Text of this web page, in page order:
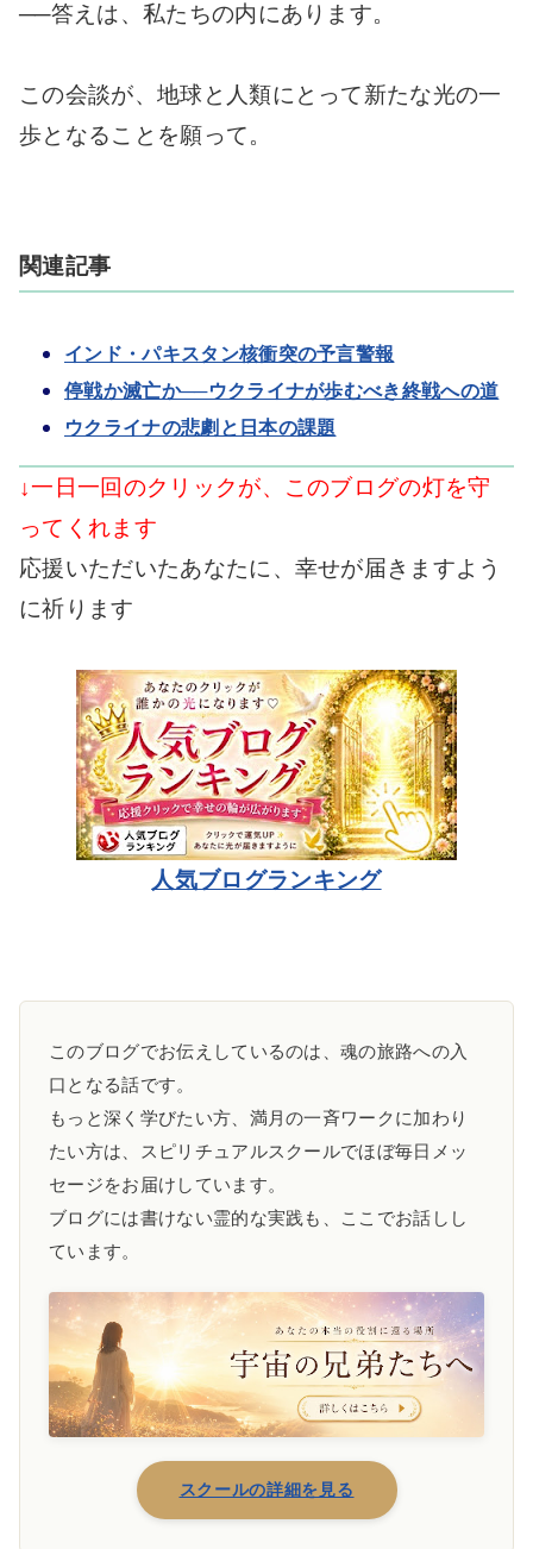
──答えは、私たちの内にあります。
この会談が、地球と人類にとって新たな光の一
歩となることを願って。
関連記事
インド・パキスタン核衝突の予言警報
停戦か滅亡か──ウクライナが歩むべき終戦への道
ウクライナの悲劇と日本の課題
↓一日一回のクリックが、このブログの灯を守
ってくれます
応援いただいたあなたに、幸せが届きますよう
に祈ります
人気ブログランキング
このブログでお伝えしているのは、魂の旅路への入
口となる話です。
もっと深く学びたい方、満月の一斉ワークに加わり
たい方は、スピリチュアルスクールでほぼ毎日メッ
セージをお届けしています。
ブログには書けない霊的な実践も、ここでお話しし
ています。
スクールの詳細を見る